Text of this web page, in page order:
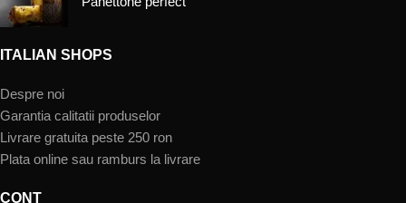
ITALIAN SHOPS
Despre noi
Garantia calitatii produselor
Livrare gratuita peste 250 ron
Plata online sau ramburs la livrare
CONT